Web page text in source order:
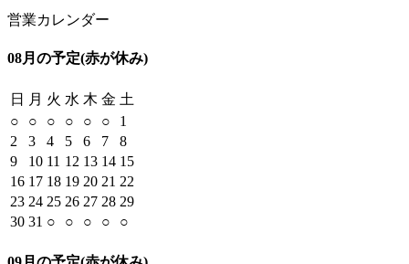
営業カレンダー
08月の予定(赤が休み)
日 月 火 水 木 金 土
○
○ ○ ○ ○ ○
1
2
3 4 5 6 7
8
9
10 11 12 13 14 15
16 17 18 19 20 21 22
23 24 25 26 27 28 29
30 31 ○ ○ ○ ○ ○